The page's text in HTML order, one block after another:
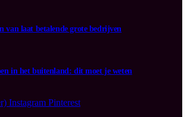
laat betalende grote bedrijven
in het buitenland: dit moet je weten
Instagram Pinterest